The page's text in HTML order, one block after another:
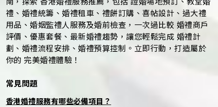
禮、婚禮統籌、婚禮租車、禮餅訂購、喜帖設計、過大禮
用品、婚姻監禮人服務及婚前檢查，一次過比較 婚禮商戶
評價、優惠套餐、最新婚禮趨勢，讓您輕鬆完成 婚禮計
劃、婚禮流程安排、婚禮預算控制。立即行動，打造屬於
你的 完美婚禮體驗！
常見問題
香港婚禮服務有哪些必備項目？